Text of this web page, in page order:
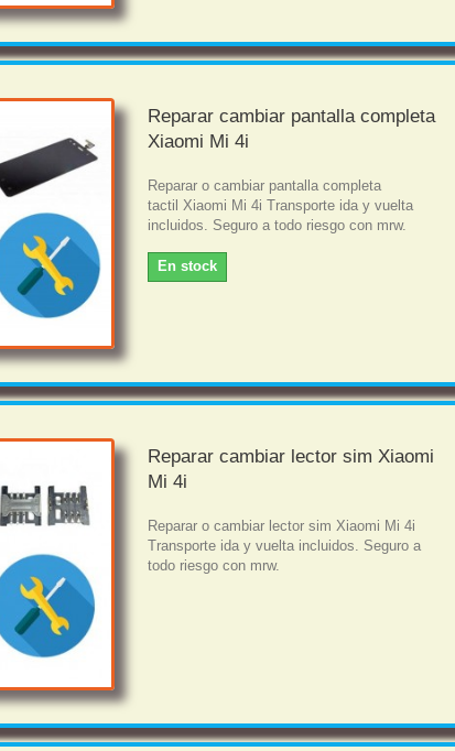
Reparar cambiar pantalla completa
Xiaomi Mi 4i
Reparar o cambiar pantalla completa
tactil Xiaomi Mi 4i Transporte ida y vuelta
incluidos. Seguro a todo riesgo con mrw.
En stock
Reparar cambiar lector sim Xiaomi
Mi 4i
Reparar o cambiar lector sim Xiaomi Mi 4i
Transporte ida y vuelta incluidos. Seguro a
todo riesgo con mrw.